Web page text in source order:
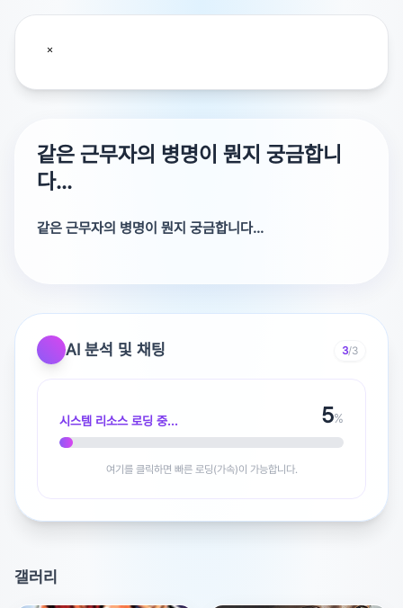
같은 근무자의 병명이 뭔지 궁금합니
다...
같은 근무자의 병명이 뭔지 궁금합니다...
광고 [X]를 누르면 내용이 해제됩니다
AI 분석 및 채팅 3/3
시스템 리소스 로딩 중... 6%
여기를 클릭하면 빠른 로딩(가속)이 가능합니다.
갤러리